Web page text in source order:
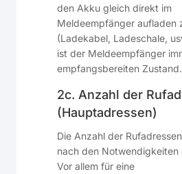
den Akku gleich direkt im
Meldeempfänger aufladen
(Ladekabel, Ladeschale,
ist der Meldeempfänger
empfangsbereiten Zustand.
2c. Anzahl der
(Hauptadressen)
Die Anzahl der
nach den Notwendigkeiten
Vor allem für eine